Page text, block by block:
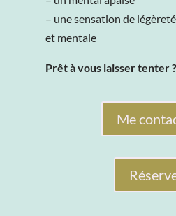
– une sensation de
et mentale
Prêt à vous laisser tenter ?
Me